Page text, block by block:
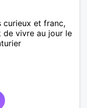
curieux et franc,
de vivre au jour le